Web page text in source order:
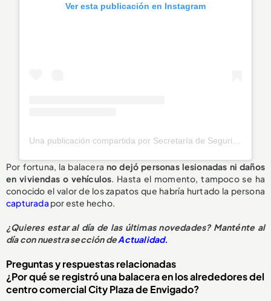
Ver esta publicación en Instagram
Una publicación compartida por Secretaría de Seguridad Envigado (@seguridadenvigado)
Por fortuna, la balacerano dejó personas lesionadas ni daños
en viviendas o vehículos. Hasta el momento, tampoco se ha
conocido el valor de los zapatos que habría hurtado la persona
capturada por este hecho.
¿Quieres estar al día de las últimas novedades? Manténte al
día con nuestra sección deActualidad.
Preguntas y respuestas relacionadas
¿Por qué se registró una balacera en los alrededores del
centro comercial City Plaza de Envigado?